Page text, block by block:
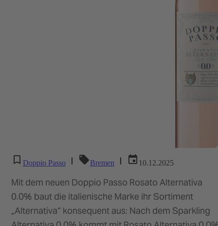
Doppio Passo | Bremen | 10.12.2025
Mit dem neuen Doppio Passo Rosato Alternativa
0.0% baut die italienische Marke ihr Sortiment
„Alternativa“ konsequent aus: Nach dem Sparkling